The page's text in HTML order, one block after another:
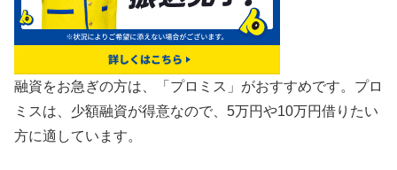
融資をお急ぎの方は、「プロミス」がおすすめです。プロ
ミスは、少額融資が得意なので、5万円や10万円借りたい
方に適しています。